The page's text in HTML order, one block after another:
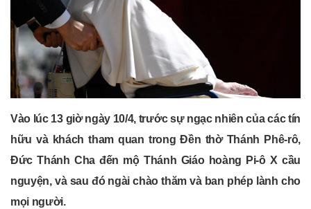
Vào lúc 13 giờ ngày 10/4, trước sự ngạc nhiên của các tín
hữu và khách tham quan trong Đền thờ Thánh Phê-rô,
Đức Thánh Cha đến mộ Thánh Giáo hoàng Pi-ô X cầu
nguyện, và sau đó ngài chào thăm và ban phép lành cho
mọi người.